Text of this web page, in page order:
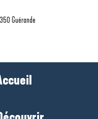
Guérande